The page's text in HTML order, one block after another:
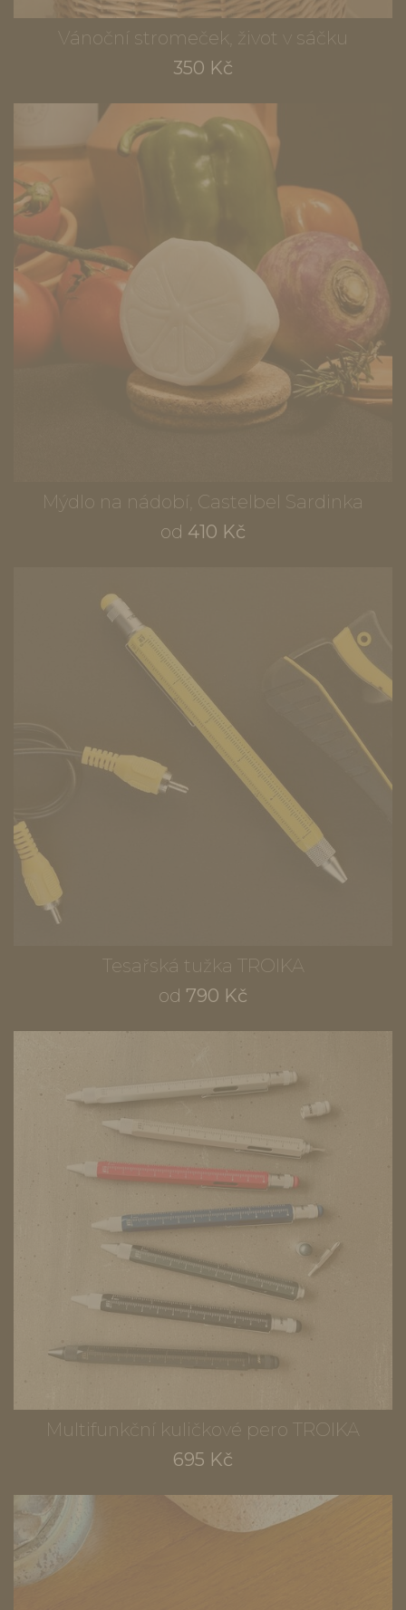
Vánoční stromeček, život v sáčku
350 Kč
Mýdlo na nádobí, Castelbel Sardinka
od 410 Kč
Tesařská tužka TROIKA
od 790 Kč
Multifunkční kuličkové pero TROIKA
695 Kč